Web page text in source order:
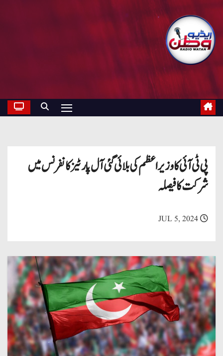
پی ٹی آئی کا وزیراعظم کی بلائی گئی آل پارٹیز کانفرنس میں
شرکت کا فیصلہ
JUL 5, 2024